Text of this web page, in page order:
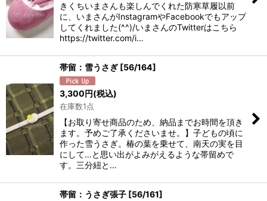
きくちいまさんも楽しんでくれた防寒草履以前
に、いまさんがInstagramやFacebookでもアップ
してくれました(^^)/いまさんのTwitterはこちら
https://twitter.com/i…
帯留：雪うさぎ [56/164]
3,300円(税込)
在庫数1点
【お取り寄せ商品のため、納品までお時間を頂き
ます。予めご了承くださいませ。】子どもの頃に
作った雪うさぎ。椿の葉を乗せて、南天の実を目
にして…と思い出がよみがえるような帯留めで
す。三分紐と…
帯留：うさぎ張子 [56/161]